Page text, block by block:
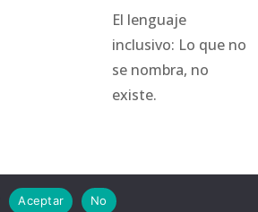
El lenguaje
inclusivo: Lo que no
se nombra, no
existe.
Aceptar No